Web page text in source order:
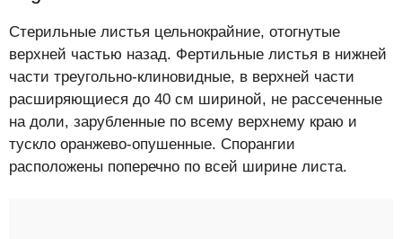
Стерильные листья цельнокрайние, отогнутые
верхней частью назад. Фертильные листья в нижней
части треугольно-клиновидные, в верхней части
расширяющиеся до 40 см шириной, не рассеченные
на доли, зарубленные по всему верхнему краю и
тускло оранжево-опушенные. Спорангии
расположены поперечно по всей ширине листа.